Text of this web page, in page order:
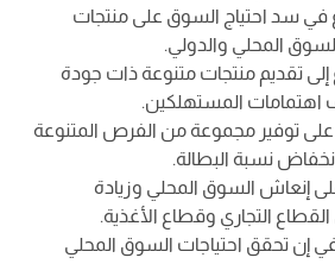
سد احتياج السوق على منتجات
المحلي والدولي.
تقديم منتجات متنوعة ذات جودة
اهتمامات المستهلكين.
توفير مجموعة من الفرص المتنوعة
نسبة البطالة.
إنعاش السوق المحلي وزيادة
التجاري وقطاع الأغذية.
إن تحقق احتياجات السوق المحلي